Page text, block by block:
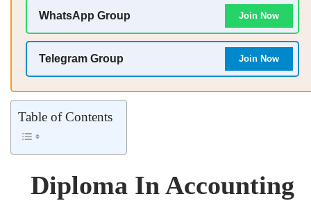
WhatsApp Group Join Now
Telegram Group Join Now
Table of Contents
Diploma In Accounting